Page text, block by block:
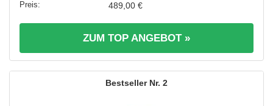
489,00 €
ZUM TOP ANGEBOT »
2